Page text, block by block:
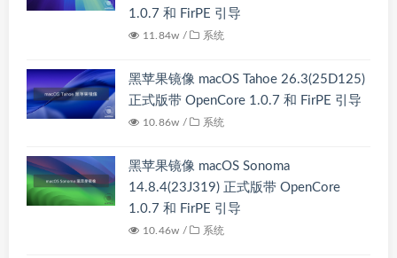
1.0.7 和 FirPE 引导
11.84w / 系统
黑苹果镜像 macOS Tahoe 26.3(25D125)
正式版带 OpenCore 1.0.7 和 FirPE 引导
10.86w / 系统
黑苹果镜像 macOS Sonoma
14.8.4(23J319) 正式版带 OpenCore
1.0.7 和 FirPE 引导
10.46w / 系统